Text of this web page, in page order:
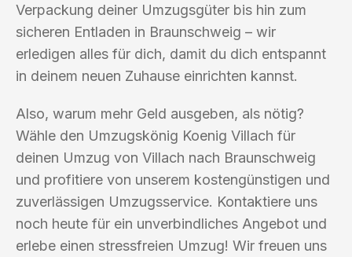
Verpackung deiner Umzugsgüter bis hin zum
sicheren Entladen in Braunschweig – wir
erledigen alles für dich, damit du dich entspannt
in deinem neuen Zuhause einrichten kannst.
Also, warum mehr Geld ausgeben, als nötig?
Wähle den Umzugskönig Koenig Villach für
deinen Umzug von Villach nach Braunschweig
und profitiere von unserem kostengünstigen und
zuverlässigen Umzugsservice. Kontaktiere uns
noch heute für ein unverbindliches Angebot und
erlebe einen stressfreien Umzug! Wir freuen uns